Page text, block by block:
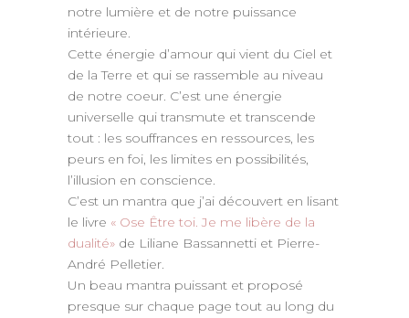
notre lumière et de notre puissance
intérieure.
Cette énergie d’amour qui vient du Ciel et
de la Terre et qui se rassemble au niveau
de notre coeur. C’est une énergie
universelle qui transmute et transcende
tout : les souffrances en ressources, les
peurs en foi, les limites en possibilités,
l’illusion en conscience.
C’est un mantra que j’ai découvert en lisant
le livre « Ose Être toi. Je me libère de la
dualité» de Liliane Bassannetti et Pierre-
André Pelletier.
Un beau mantra puissant et proposé
presque sur chaque page tout au long du